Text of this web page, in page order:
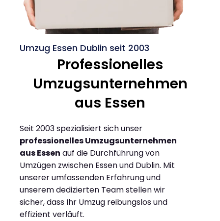
Umzug Essen Dublin seit 2003
Professionelles
Umzugsunternehmen
aus Essen
Seit 2003 spezialisiert sich unser
professionelles Umzugsunternehmen
aus Essen auf die Durchführung von
Umzügen zwischen Essen und Dublin. Mit
unserer umfassenden Erfahrung und
unserem dedizierten Team stellen wir
sicher, dass Ihr Umzug reibungslos und
effizient verläuft.